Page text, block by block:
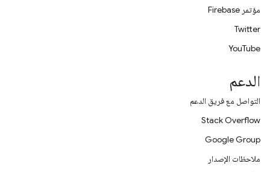
مؤتمر Firebase
Twitter
YouTube
الدعم
التواصل مع فريق الدعم
Stack Overflow
Google Group
ملاحظات الإصدار